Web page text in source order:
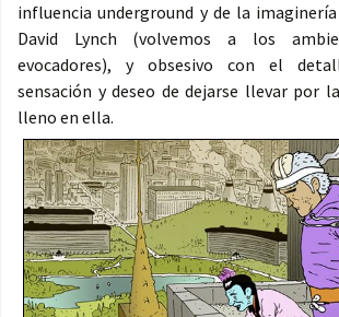
influencia underground y de la
David Lynch (volvemos a los
evocadores), y obsesivo con el
sensación y deseo de dejarse llevar por
lleno en ella.